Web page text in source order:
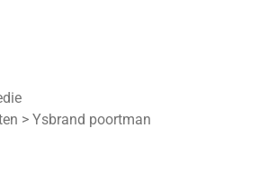
> Ysbrand poortman